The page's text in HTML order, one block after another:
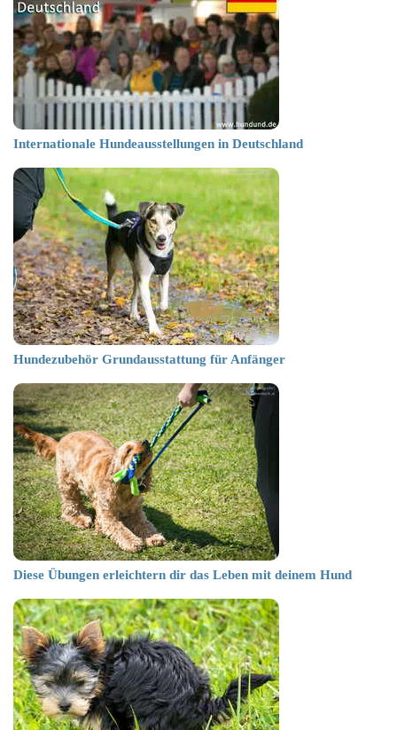
Internationale Hundeausstellungen in Deutschland
Hundezubehör Grundausstattung für Anfänger
Diese Übungen erleichtern dir das Leben mit deinem Hund